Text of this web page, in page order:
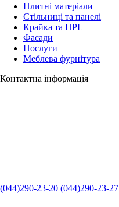
Плитні матеріали
Стільниці та панелі
Крайка та HPL
Фасади
Послуги
Меблева фурнітура
Контактна інформація
(044)290-23-20 (044)290-23-27